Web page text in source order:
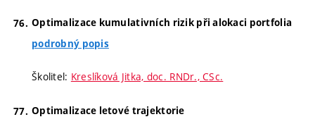
Optimalizace kumulativních rizik při alokaci portfolia
podrobný popis
Školitel: Kreslíková Jitka, doc. RNDr., CSc.
Optimalizace letové trajektorie